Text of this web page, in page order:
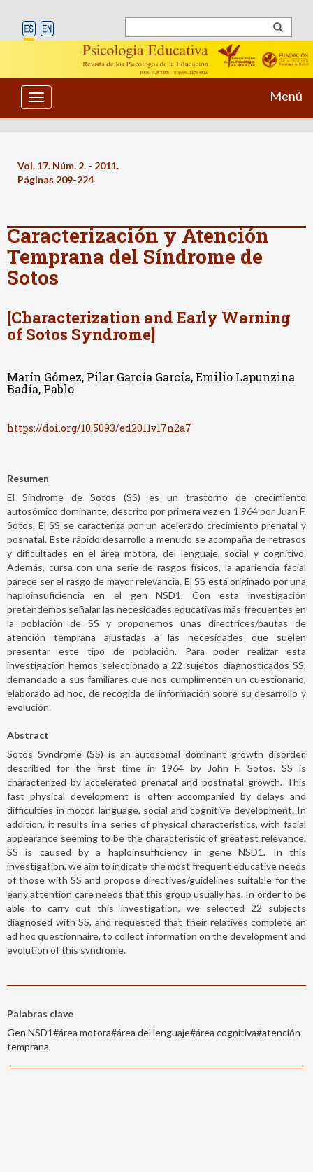
Toggle
navigation
Menú
Vol. 17. Núm. 2. - 2011.
Páginas 209-224
Caracterización y Atención
Temprana del Síndrome de
Sotos
[Characterization and Early Warning
of Sotos Syndrome]
Marín Gómez, Pilar García García, Emilio Lapunzina
Badía, Pablo
https://doi.org/10.5093/ed2011v17n2a7
Resumen
El Síndrome de Sotos (SS) es un trastorno de crecimiento
autosómico dominante, descrito por primera vez en 1.964 por Juan F.
Sotos. El SS se caracteriza por un acelerado crecimiento prenatal y
posnatal. Este rápido desarrollo a menudo se acompaña de retrasos
y dificultades en el área motora, del lenguaje, social y cognitivo.
Además, cursa con una serie de rasgos físicos, la apariencia facial
parece ser el rasgo de mayor relevancia. El SS está originado por una
haploinsuficiencia en el gen NSD1. Con esta investigación
pretendemos señalar las necesidades educativas más frecuentes en
la población de SS y proponemos unas directrices/pautas de
atención temprana ajustadas a las necesidades que suelen
presentar este tipo de población. Para poder realizar esta
investigación hemos seleccionado a 22 sujetos diagnosticados SS,
demandado a sus familiares que nos cumplimenten un cuestionario,
elaborado ad hoc, de recogida de información sobre su desarrollo y
evolución.
Abstract
Sotos Syndrome (SS) is an autosomal dominant growth disorder,
described for the first time in 1964 by John F. Sotos. SS is
characterized by accelerated prenatal and postnatal growth. This
fast physical development is often accompanied by delays and
difficulties in motor, language, social and cognitive development. In
addition, it results in a series of physical characteristics, with facial
appearance seeming to be the characteristic of greatest relevance.
SS is caused by a haploinsufficiency in gene NSD1. In this
investigation, we aim to indicate the most frequent educative needs
of those with SS and propose directives/guidelines suitable for the
early attention care needs that this group usually has. In order to be
able to carry out this investigation, we selected 22 subjects
diagnosed with SS, and requested that their relatives complete an
ad hoc questionnaire, to collect information on the development and
evolution of this syndrome.
Palabras clave
Gen NSD1#área motora#área del lenguaje#área cognitiva#atención
temprana